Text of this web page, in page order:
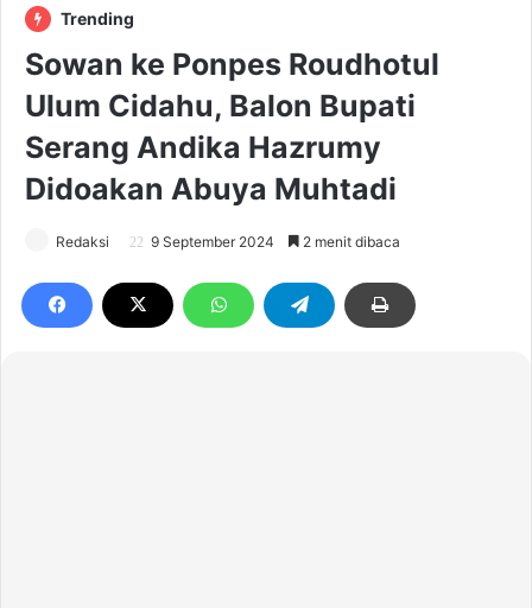
Trending
Sowan ke Ponpes Roudhotul
Ulum Cidahu, Balon Bupati
Serang Andika Hazrumy
Didoakan Abuya Muhtadi
Redaksi 9 September 2024 2 menit dibaca